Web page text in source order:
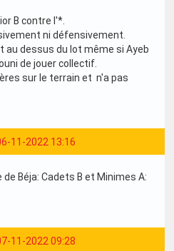
B contre l'*.
ni défensivement.
au dessus du lot même si Ayeb
de jouer collectif.
sur le terrain et n'a pas
11-2022 13:16
Béja: Cadets B et Minimes A:
11-2022 09:28